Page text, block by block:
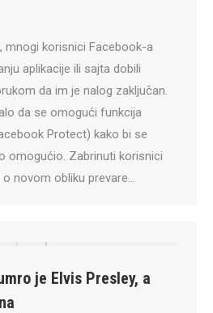
mnogi korisnici Facebook-a
aplikacije ili sajta dobili
da im je nalog zaključan.
da se omogući funkcija
Protect) kako bi se
omogućio. Zabrinuti korisnici
novom obliku prevare…
je Elvis Presley, a